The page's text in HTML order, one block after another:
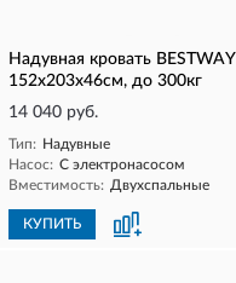
Надувная кровать BESTWAY
152х203х46см, до 300кг
14 040 руб.
Тип: Надувные
Насос: С электронасосом
Вместимость: Двухспальные
КУПИТЬ